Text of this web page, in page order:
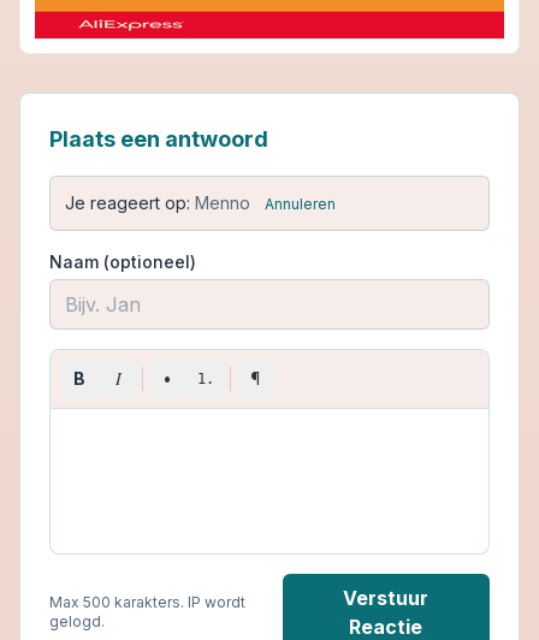
Plaats een antwoord
Je reageert op: Menno Annuleren
Naam (optioneel)
B I • 1. ¶
Max 500 karakters. IP wordt
gelogd.
Verstuur
Reactie